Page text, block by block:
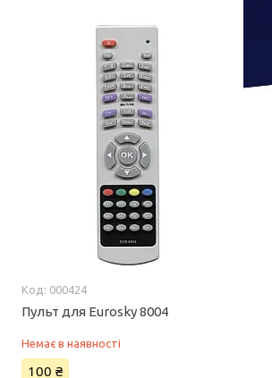
000424
Пульт для Eurosky 8004
Немає в наявності
100 ₴